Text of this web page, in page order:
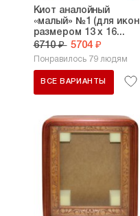
Киот аналойный
«малый» №1 (для икон
размером 13 х 16...
6710 ₽ 5704 ₽
Понравилось 79 людям
ВСЕ ВАРИАНТЫ